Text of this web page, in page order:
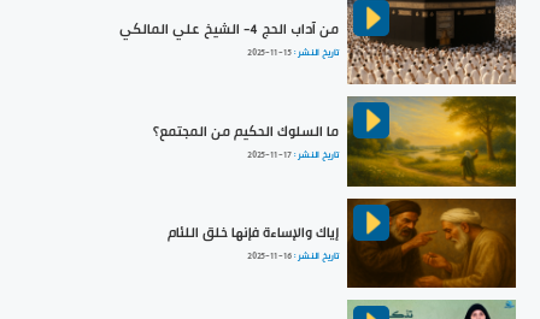
من آداب الحج 4- الشيخ علي المالكي
تاريخ النشر :2025-11-15
ما السلوك الحكيم من المجتمع؟
تاريخ النشر :2025-11-17
إياك والإساءة فإنها خلق اللئام
تاريخ النشر :2025-11-16